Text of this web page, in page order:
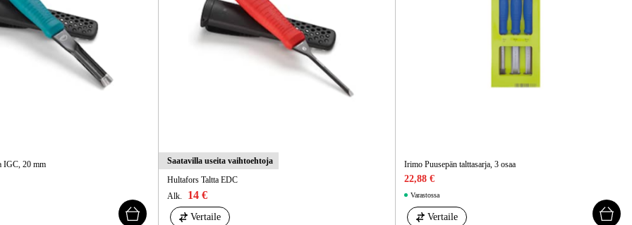
IGC, 20 mm
Saatavilla useita vaihtoehtoja
Hultafors Taltta EDC
Alk.
14 €
Vertaile
Irimo Puusepän talttasarja, 3 osaa
22,88 €
Varastossa
Vertaile